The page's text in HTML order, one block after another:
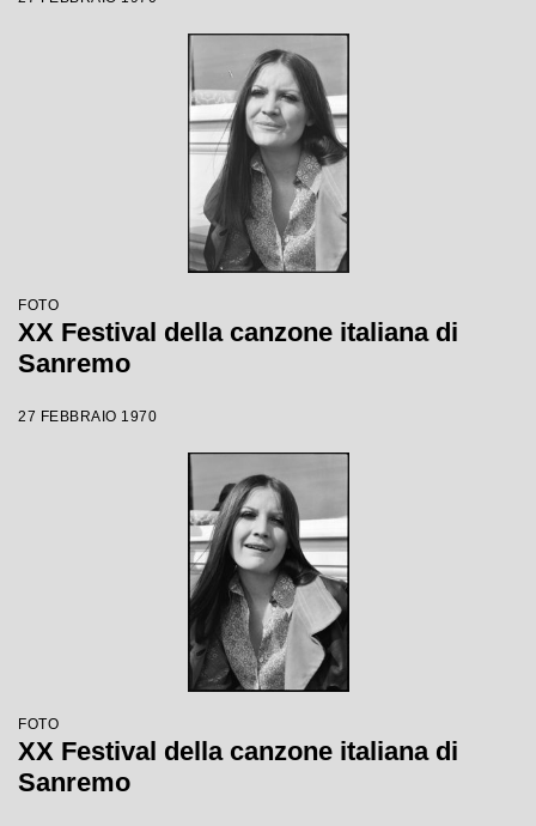
FOTO
XX Festival della canzone italiana di
Sanremo
27 FEBBRAIO 1970
FOTO
XX Festival della canzone italiana di
Sanremo